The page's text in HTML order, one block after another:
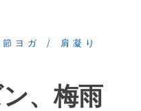
ヨガ
肩凝り
、梅雨